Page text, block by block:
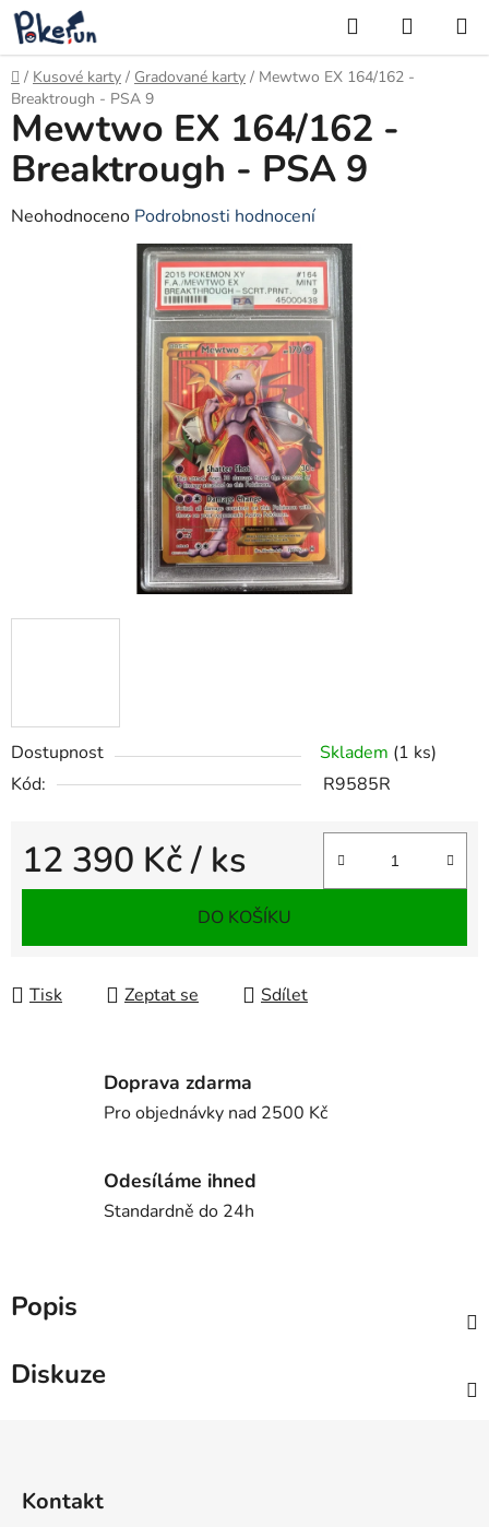
Přejít
na
obsah
Hledat
KOŠÍK
Domů
/ Kusové karty / Gradované karty / Mewtwo EX 164/162 -
Breaktrough - PSA 9
Dostupnost Skladem (1 ks)
Kód:
R9585R
12 390 Kč/ ks
Měrná cena:
DO KOŠÍKU
Tisk Zeptat se Sdílet
Mewtwo EX 164/162 -
Breaktrough - PSA 9
Průměrné
Neohodnoceno Podrobnosti hodnocení
Doprava zdarma
Pro objednávky nad 2500 Kč
Odesíláme ihned
Standardně do 24h
Popis
Diskuze
Kontakt